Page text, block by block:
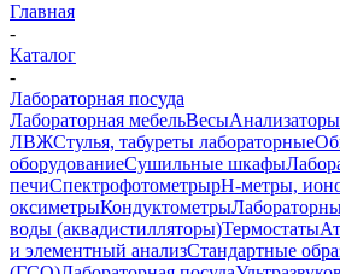
Главная
-
Каталог
-
Лабораторная посуда
Лабораторная мебельВесы
ЛВЖСтулья, табуреты лабораторные
оборудованиеСушильные шкафы
печиСпектрофотометрыpH-метры,
оксиметрыКондуктометры
воды (аквадистилляторы)Термостаты
и элементный анализСтандартные